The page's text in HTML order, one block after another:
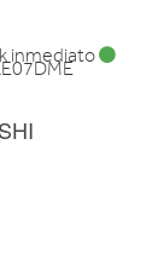
inmediato